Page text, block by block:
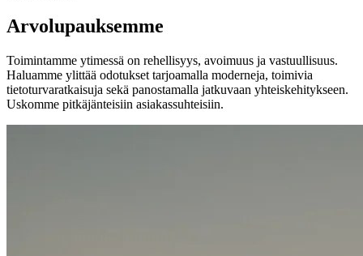
Arvolupauksemme
Toimintamme ytimessä on rehellisyys, avoimuus ja vastuullisuus.
Haluamme ylittää odotukset tarjoamalla moderneja, toimivia
tietoturvaratkaisuja sekä panostamalla jatkuvaan yhteiskehitykseen.
Uskomme pitkäjänteisiin asiakassuhteisiin.